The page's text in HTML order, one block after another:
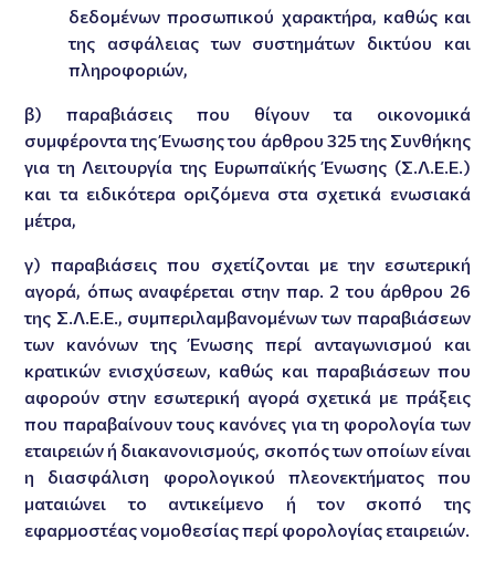
δεδομένων προσωπικού χαρακτήρα, καθώς και
της ασφάλειας των συστημάτων δικτύου και
πληροφοριών,
β) παραβιάσεις που θίγουν τα οικονομικά
συμφέροντα της Ένωσης του άρθρου 325 της Συνθήκης
για τη Λειτουργία της Ευρωπαϊκής Ένωσης (Σ.Λ.Ε.Ε.)
και τα ειδικότερα οριζόμενα στα σχετικά ενωσιακά
μέτρα,
γ) παραβιάσεις που σχετίζονται με την εσωτερική
αγορά, όπως αναφέρεται στην παρ. 2 του άρθρου 26
της Σ.Λ.Ε.Ε., συμπεριλαμβανομένων των παραβιάσεων
των κανόνων της Ένωσης περί ανταγωνισμού και
κρατικών ενισχύσεων, καθώς και παραβιάσεων που
αφορούν στην εσωτερική αγορά σχετικά με πράξεις
που παραβαίνουν τους κανόνες για τη φορολογία των
εταιρειών ή διακανονισμούς, σκοπός των οποίων είναι
η διασφάλιση φορολογικού πλεονεκτήματος που
ματαιώνει το αντικείμενο ή τον σκοπό της
εφαρμοστέας νομοθεσίας περί φορολογίας εταιρειών.